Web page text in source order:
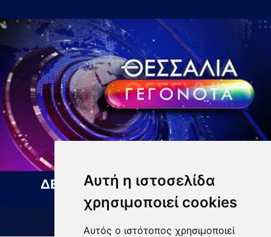
Αυτή η ιστοσελίδα
χρησιμοποιεί cookies
Αυτός ο ιστότοπος χρησιμοποιεί
ΔΕΛΤΙΟ ΕΙΔΗΣΕΩΝ 07 08 2026